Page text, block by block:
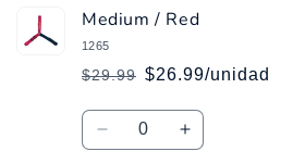
Medium
/
Medium
Pink
Medium / Red
1265
Precio
habitual
$29.99
Precio
de
oferta
$26.99/unidad
Cantidad
Reducir
Aumentar